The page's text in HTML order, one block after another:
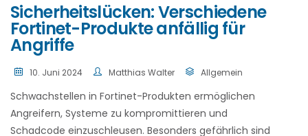
Sicherheitslücken: Verschiedene
Fortinet-Produkte anfällig für
Angriffe
10. Juni 2024 Matthias Walter Allgemein
Schwachstellen in Fortinet-Produkten ermöglichen
Angreifern, Systeme zu kompromittieren und
Schadcode einzuschleusen. Besonders gefährlich sind